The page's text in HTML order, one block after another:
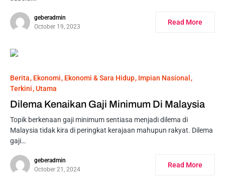
geberadmin
October 19, 2023
Read More
Berita Ekonomi Ekonomi & Sara Hidup Impian Nasional
Terkini Utama
Dilema Kenaikan Gaji Minimum Di Malaysia
Topik berkenaan gaji minimum sentiasa menjadi dilema di
Malaysia tidak kira di peringkat kerajaan mahupun rakyat. Dilema
gaji…
geberadmin
October 21, 2024
Read More